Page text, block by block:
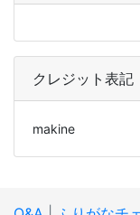
クレジット表記
makine